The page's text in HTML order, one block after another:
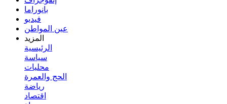
بانوراما
فيديو
عين المواطن
المزيد
الرئيسية
سياسة
محليات
الحج والعمرة
رياضة
اقتصاد